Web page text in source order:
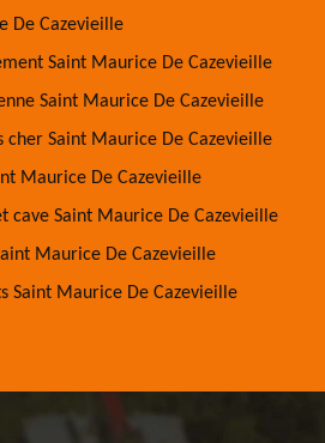
De Cazevieille
Saint Maurice De Cazevieille
Saint Maurice De Cazevieille
cher Saint Maurice De Cazevieille
Maurice De Cazevieille
cave Saint Maurice De Cazevieille
Maurice De Cazevieille
Saint Maurice De Cazevieille